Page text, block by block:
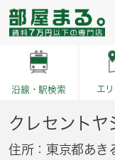
沿線・駅検索 エ
クレセントヤ
住所：東京都あき